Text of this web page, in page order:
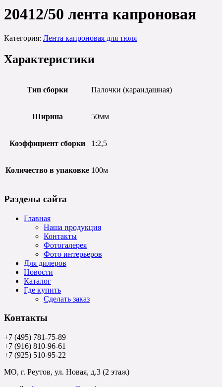
20412/50 лента капроновая
Категория: Лента капроновая для тюля
Характеристики
Тип сборки Палочки (карандашная)
Ширина 50мм
Коэффициент сборки 1:2,5
Количество в упаковке 100м
Разделы сайта
Главная
Наша продукция
Контакты
Фотогалерея
Фото интерьеров
Для дилеров
Новости
Каталог
Где купить
Сделать заказ
Контакты
+7 (495) 781-75-89
+7 (916) 810-96-61
+7 (925) 510-95-22
МО, г. Реутов, ул. Новая, д.3 (2 этаж)